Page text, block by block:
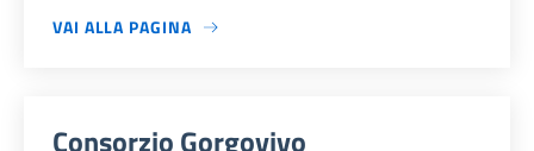
VAI ALLA PAGINA
Consorzio Gorgovivo